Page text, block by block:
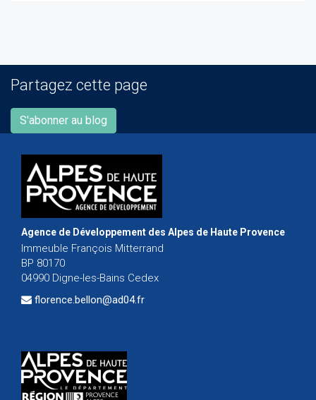
Partagez cette page
S'abonner au blog
Agence de Développement des Alpes de Haute Provence
Immeuble François Mitterrand
BP 80170
04990 Digne-les-Bains Cedex
florence.bellon@ad04.fr